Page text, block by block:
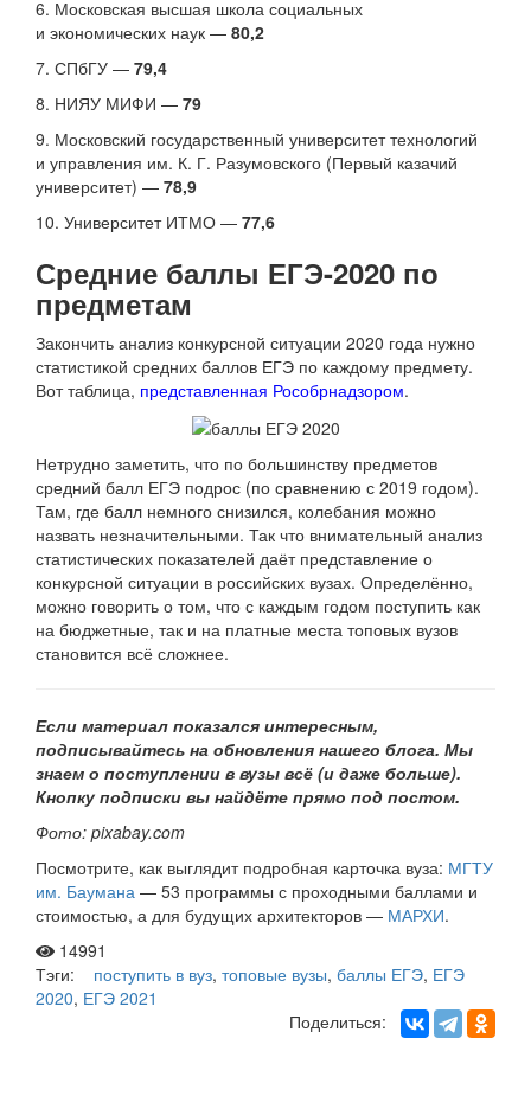
6. Московская высшая школа социальных
и экономических наук — 80,2
7. СПбГУ — 79,4
8. НИЯУ МИФИ — 79
9. Московский государственный университет технологий
и управления им. К. Г. Разумовского (Первый казачий
университет) — 78,9
10. Университет ИТМО — 77,6
Средние баллы ЕГЭ-2020 по
предметам
Закончить анализ конкурсной ситуации 2020 года нужно
статистикой средних баллов ЕГЭ по каждому предмету.
Вот таблица, представленная Рособрнадзором.
Нетрудно заметить, что по большинству предметов
средний балл ЕГЭ подрос (по сравнению с 2019 годом).
Там, где балл немного снизился, колебания можно
назвать незначительными. Так что внимательный анализ
статистических показателей даёт представление о
конкурсной ситуации в российских вузах. Определённо,
можно говорить о том, что с каждым годом поступить как
на бюджетные, так и на платные места топовых вузов
становится всё сложнее.
Если материал показался интересным,
подписывайтесь на обновления нашего блога. Мы
знаем о поступлении в вузы всё (и даже больше).
Кнопку подписки вы найдёте прямо под постом.
Фото: pixabay.com
Посмотрите, как выглядит подробная карточка вуза: МГТУ
им. Баумана — 53 программы с проходными баллами и
стоимостью, а для будущих архитекторов — МАРХИ.
14991
Тэги:
поступить в вуз, топовые вузы, баллы ЕГЭ, ЕГЭ
2020, ЕГЭ 2021
Поделиться: